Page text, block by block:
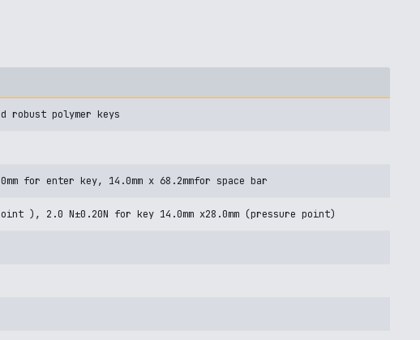
robust polymer keys
for enter key, 14.0mm x 68.2mmfor space bar
), 2.0 N±0.20N for key 14.0mm x28.0mm (pressure point)